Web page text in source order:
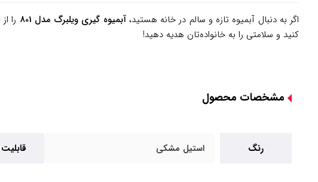
اگر به دنبال آبمیوه تازه و سالم در خانه هستید،آبمیوه گیری ویلبرگ مدل 801 را از
کنید و سلامتی را به خانواده‌تان هدیه دهید!
مشخصات محصول
رنگ استیل مشکی